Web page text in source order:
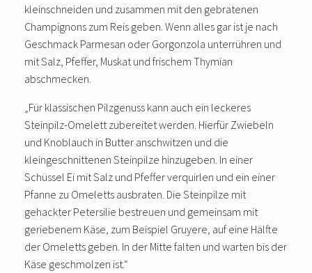
kleinschneiden und zusammen mit den gebratenen
Champignons zum Reis geben. Wenn alles gar ist je nach
Geschmack Parmesan oder Gorgonzola unterrühren und
mit Salz, Pfeffer, Muskat und frischem Thymian
abschmecken.
„Für klassischen Pilzgenuss kann auch ein leckeres
Steinpilz-Omelett zubereitet werden. Hierfür Zwiebeln
und Knoblauch in Butter anschwitzen und die
kleingeschnittenen Steinpilze hinzugeben. In einer
Schüssel Ei mit Salz und Pfeffer verquirlen und ein einer
Pfanne zu Omeletts ausbraten. Die Steinpilze mit
gehackter Petersilie bestreuen und gemeinsam mit
geriebenem Käse, zum Beispiel Gruyere, auf eine Hälfte
der Omeletts geben. In der Mitte falten und warten bis der
Käse geschmolzen ist.“